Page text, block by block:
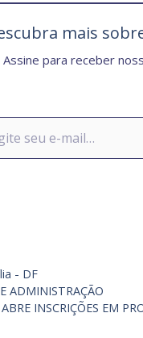
mais sobre
Assine para receber
- DF
ADMINISTRAÇÃO
INSCRIÇÕES EM